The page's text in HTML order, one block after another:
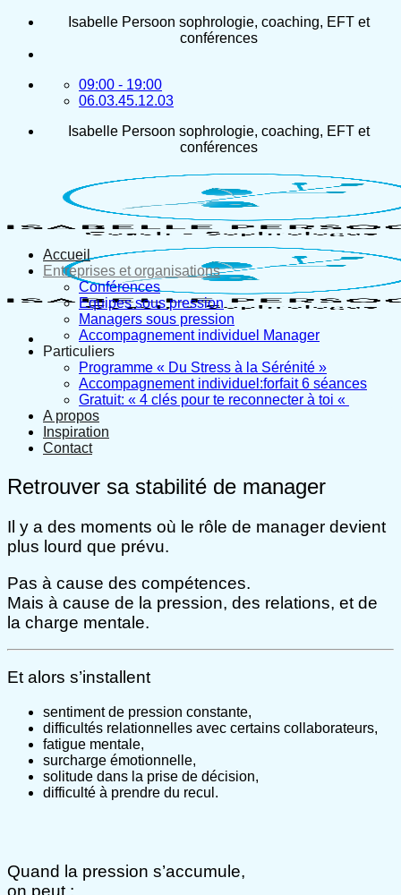
Passer
contenu
Isabelle Persoon sophrologie, coaching, EFT et
conférences
09:00 - 19:00
06.03.45.12.03
Isabelle Persoon sophrologie, coaching, EFT et
conférences
Accueil
Entreprises et organisations
Conférences
Equipes sous pression
Managers sous pression
Accompagnement individuel Manager
Particuliers
Programme « Du Stress à la Sérénité »
Accompagnement individuel:forfait 6 séances
Gratuit: « 4 clés pour te reconnecter à toi «
A propos
Inspiration
Contact
Retrouver sa stabilité de manager
Il y a des moments où le rôle de manager devient
plus lourd que prévu.
Pas à cause des compétences.
Mais à cause de la pression, des relations, et de
la charge mentale.
Et alors s’installent
sentiment de pression constante,
difficultés relationnelles avec certains collaborateurs,
fatigue mentale,
surcharge émotionnelle,
solitude dans la prise de décision,
difficulté à prendre du recul.
Quand la pression s’accumule,
on peut :